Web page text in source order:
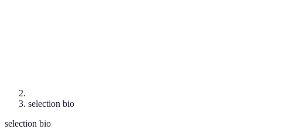
selection bio
selection bio